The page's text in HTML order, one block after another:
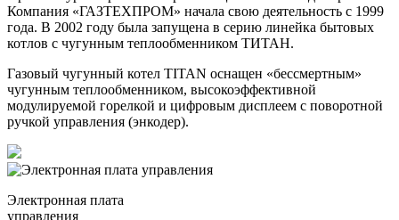
Компания «ГАЗТЕХПРОМ» начала свою деятельность с 1999
года. В 2002 году была запущена в серию линейка бытовых
котлов с чугунным теплообменником ТИТАН.
Газовый чугунный котел TITAN оснащен «бессмертным»
чугунным теплообменником, высокоэффективной
модулируемой горелкой и цифровым дисплеем с поворотной
ручкой управления (энкодер).
Электронная плата
управления